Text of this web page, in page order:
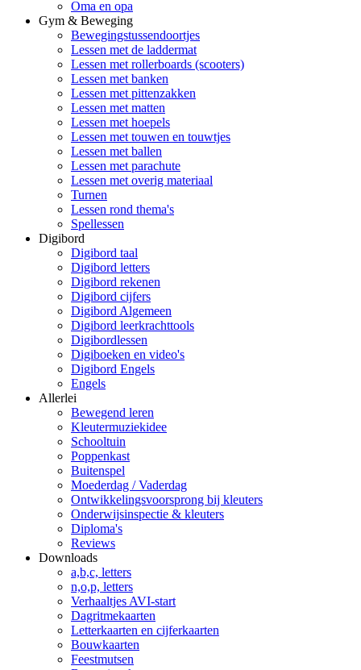
Oma en opa
Gym & Beweging
Bewegingstussendoortjes
Lessen met de laddermat
Lessen met rollerboards (scooters)
Lessen met banken
Lessen met pittenzakken
Lessen met matten
Lessen met hoepels
Lessen met touwen en touwtjes
Lessen met ballen
Lessen met parachute
Lessen met overig materiaal
Turnen
Lessen rond thema's
Spellessen
Digibord
Digibord taal
Digibord letters
Digibord rekenen
Digibord cijfers
Digibord Algemeen
Digibord leerkrachttools
Digibordlessen
Digiboeken en video's
Digibord Engels
Engels
Allerlei
Bewegend leren
Kleutermuziekidee
Schooltuin
Poppenkast
Buitenspel
Moederdag / Vaderdag
Ontwikkelingsvoorsprong bij kleuters
Onderwijsinspectie & kleuters
Diploma's
Reviews
Downloads
a,b,c, letters
n,o,p, letters
Verhaaltjes AVI-start
Dagritmekaarten
Letterkaarten en cijferkaarten
Bouwkaarten
Feestmutsen